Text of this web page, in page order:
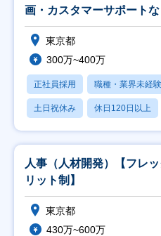
画・カスタマーサポートな
東京都
300万~400万
正社員採用 職種・業界未経
土日祝休み 休日120日以上
人事（人材開発）【フレ
リット制】
東京都
430万~600万